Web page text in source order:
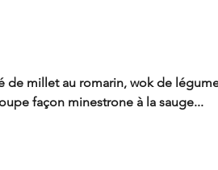
de millet au romarin, wok de
façon minestrone à la sauge...